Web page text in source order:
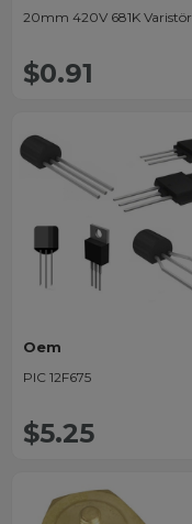
20mm 420V 681K Varistör
$0.91
Oem
PIC 12F675
$5.25